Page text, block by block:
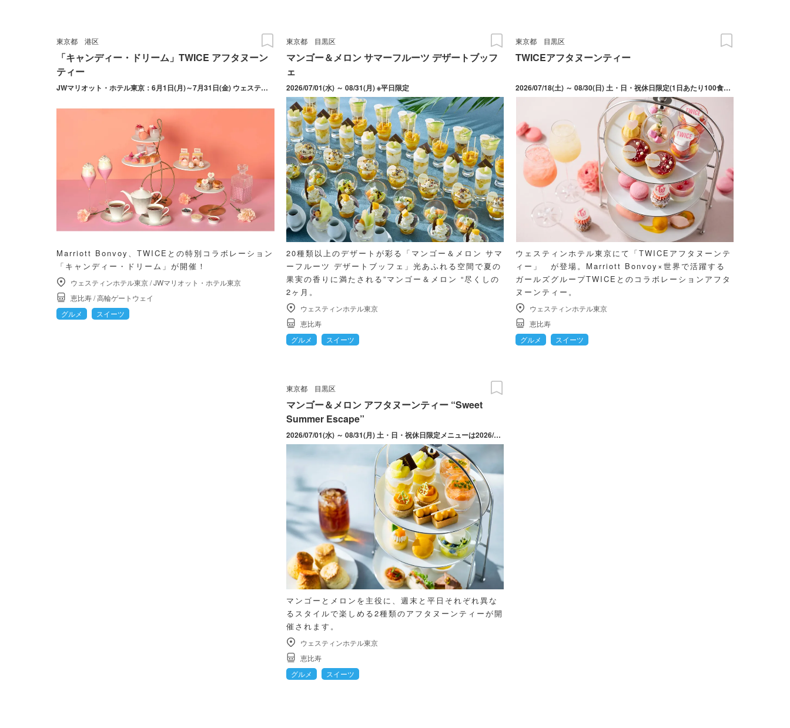
東京都 港区
「キャンディー・ドリーム」TWICE アフタヌーン
ティー
JWマリオット・ホテル東京：6月1日(月)～7月31日(金) ウェスティンホテル東京：7月18日(土)～8月30日(日) ※土日祝限定
Marriott Bonvoy、TWICEとの特別コラボレーション
「キャンディー・ドリーム」が開催！
ウェスティンホテル東京/JWマリオット・ホテル東京
恵比寿/高輪ゲートウェイ
グルメ
スイーツ
東京都目黒区
マンゴー＆メロン サマーフルーツ デザートブッフ
ェ
2026/07/01(水) ～ 08/31(月) ※平日限定
20種類以上のデザートが彩る「マンゴー＆メロン サマ
ーフルーツ デザートブッフェ」光あふれる空間で夏の
果実の香りに満たされる”マンゴー＆メロン “尽くしの
2ヶ月。
ウェスティンホテル東京
恵比寿
グルメ
スイーツ
東京都 目黒区
TWICEアフタヌーンティー
2026/07/18(土) ～ 08/30(日) 土・日・祝休日限定(1日あたり100食限定)
ウェスティンホテル東京にて「TWICEアフタヌーンテ
ィー」 が登場。Marriott Bonvoy×世界で活躍する
ガールズグループTWICEとのコラボレーションアフタ
ヌーンティー。
ウェスティンホテル東京
恵比寿
グルメ
スイーツ
東京都目黒区
マンゴー＆メロン アフタヌーンティー “Sweet
Summer Escape”
2026/07/01(水) ～ 08/31(月) 土・日・祝休日限定メニューは2026/07/04～2026/08/30開催。 平日限定メニューは2026/07/01～2026/08/31開催。
マンゴーとメロンを主役に、週末と平日それぞれ異な
るスタイルで楽しめる2種類のアフタヌーンティーが開
催されます。
ウェスティンホテル東京
恵比寿
グルメ
スイーツ